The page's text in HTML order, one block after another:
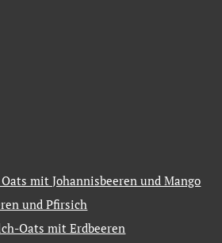
mit Johannisbeeren und Mango
und Pfirsich
Oats mit Erdbeeren